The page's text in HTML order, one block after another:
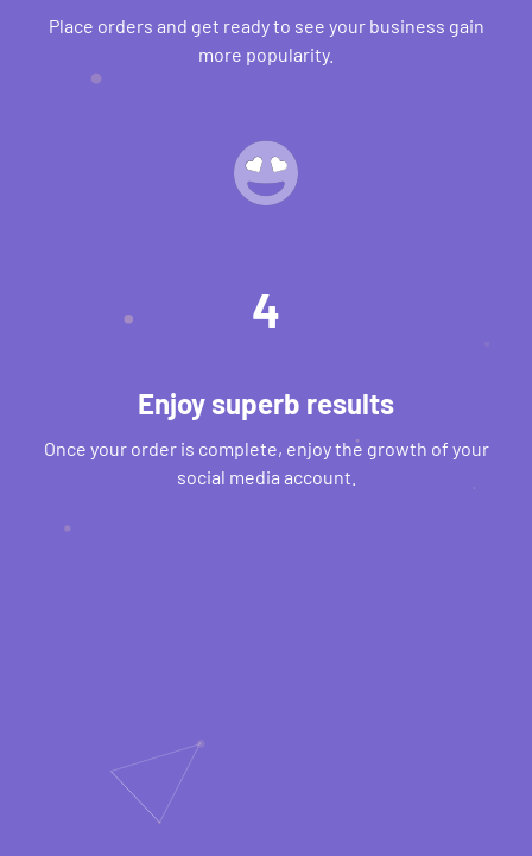
Place orders and get ready to see your business gain
more popularity.
4
Enjoy superb results
Once your order is complete, enjoy the growth of your
social media account.